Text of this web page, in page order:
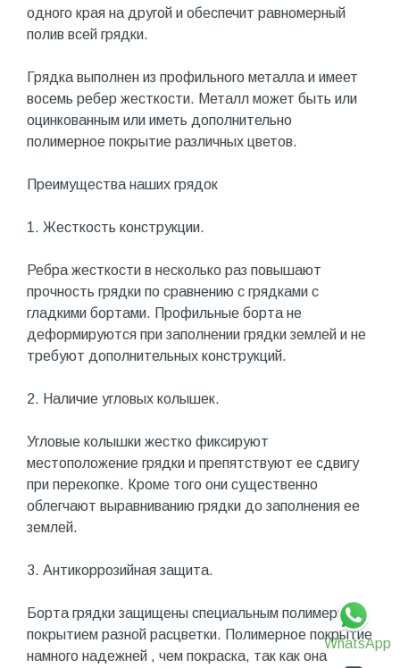
WhatsApp
одного края на другой и обеспечит равномерный
полив всей грядки.
Грядка выполнен из профильного металла и имеет
восемь ребер жесткости. Металл может быть или
оцинкованным или иметь дополнительно
полимерное покрытие различных цветов.
Преимущества наших грядок
1. Жесткость конструкции.
Ребра жесткости в несколько раз повышают
прочность грядки по сравнению с грядками с
гладкими бортами. Профильные борта не
деформируются при заполнении грядки землей и не
требуют дополнительных конструкций.
2. Наличие угловых колышек.
Угловые колышки жестко фиксируют
местоположение грядки и препятствуют ее сдвигу
при перекопке. Кроме того они существенно
облегчают выравниванию грядки до заполнения ее
землей.
3. Антикоррозийная защита.
Борта грядки защищены специальным полимерным
покрытием разной расцветки. Полимерное покрытие
намного надежней , чем покраска, так как она